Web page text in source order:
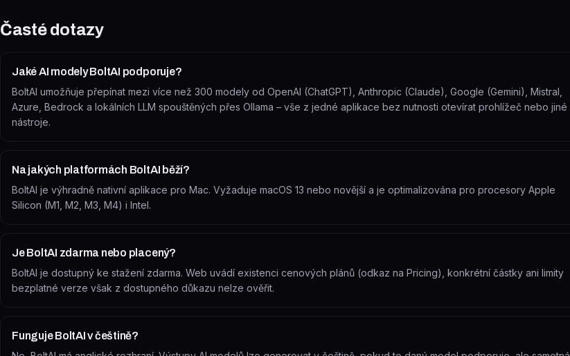
Časté dotazy
Jaké AI modely BoltAI podporuje?
BoltAI umožňuje přepínat mezi více než 300 modely od OpenAI (ChatGPT), Anthropic (Claude), Google (Gemini), Mistral,
Azure, Bedrock a lokálních LLM spouštěných přes Ollama – vše z jedné aplikace bez nutnosti otevírat prohlížeč nebo jiné
nástroje.
Na jakých platformách BoltAI běží?
BoltAI je výhradně nativní aplikace pro Mac. Vyžaduje macOS 13 nebo novější a je optimalizována pro procesory Apple
Silicon (M1, M2, M3, M4) i Intel.
Je BoltAI zdarma nebo placený?
BoltAI je dostupný ke stažení zdarma. Web uvádí existenci cenových plánů (odkaz na Pricing), konkrétní částky ani limity
bezplatné verze však z dostupného důkazu nelze ověřit.
Funguje BoltAI v češtině?